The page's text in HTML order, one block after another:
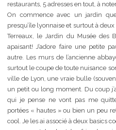
restaurants, 5 adresses en tout, à
On commence avec un jardin
presqu’île lyonnaise et surtout à
Terreaux, le Jardin du Musée des
apaisant! J’adore faire une petite
autre. Les murs de l’ancienne
surtout le coupe de toute nuisance
ville de Lyon, une vraie bulle
un petit ou long moment. Du coup
qui je pense ne vont pas me
portées « hautes » ou bien un peu
cool. Je les ai associé à deux basics